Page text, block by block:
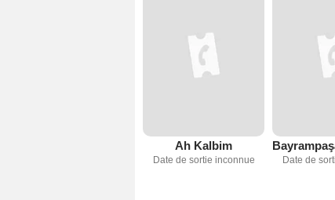
Ah Kalbim
Date de sortie inconnue Date de